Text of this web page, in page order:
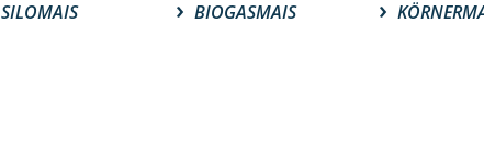
SILOMAIS BIOGASMAIS